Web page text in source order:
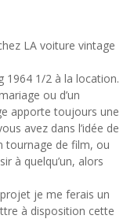
LA voiture vintage
1964 1/2 à la location.
ou d’un
apporte toujours une
avez dans l’idée de
tournage de film, ou
à quelqu’un, alors
je me ferais un
à disposition cette